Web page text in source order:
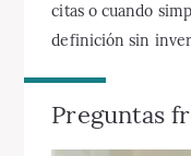
citas o cuando
definición sin
Preguntas